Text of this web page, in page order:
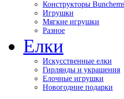
Конструкторы
Игрушки
Мягкие игрушки
Разное
Елки
Искусственные елки
Гирлянды и украшения
Елочные игрушки
Новогодние подарки